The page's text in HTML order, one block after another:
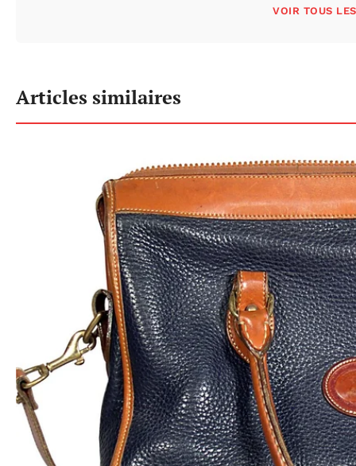
VOIR TOUS
Articles similaires